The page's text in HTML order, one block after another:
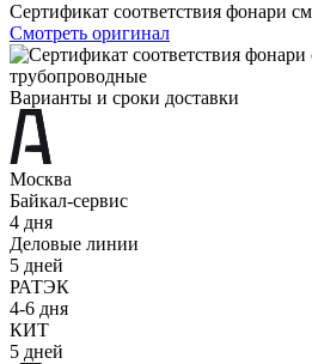
Сертификат соответствия фонари
Смотреть оригинал
Варианты и сроки доставки
Москва
Байкал-сервис
4 дня
Деловые линии
5 дней
РАТЭК
4-6 дня
КИТ
5 дней